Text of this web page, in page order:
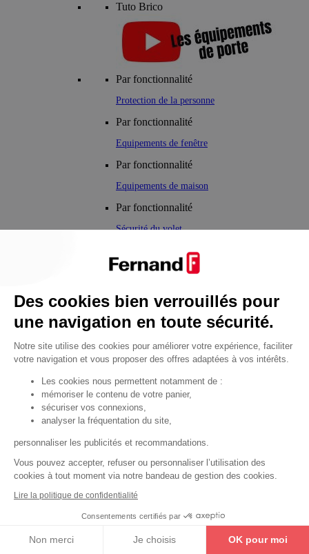
Tuto Brico
Par fonctionnalité
Protection de la personne
Par fonctionnalité
Equipements de fenêtre
Par fonctionnalité
Equipements de maison
Par fonctionnalité
Sécurité du volet
Par fonctionnalité
Cendrier
Par fonctionnalité
Equipements de porte
•Judas de porte
Fermes-portes
•Arrêts de porte
•Butoirs de porte
• Charnières de porte
• Accessoires de fixation
Les astuces
Les équipements de porte
Les équipements pour les personnes
Des cookies bien verrouillés pour
une navigation en toute sécurité.
Notre site utilise des cookies pour améliorer votre expérience, faciliter
votre navigation et vous proposer des offres adaptées à vos intérêts.
Les cookies nous permettent notamment de :
mémoriser le contenu de votre panier,
sécuriser vos connexions,
analyser la fréquentation du site,
personnaliser les publicités et recommandations.
Vous pouvez accepter, refuser ou personnaliser l’utilisation des
cookies à tout moment via notre bandeau de gestion des cookies.
Lire la politique de confidentialité
Consentements certifiés par
Non merci Je choisis OK pour moi